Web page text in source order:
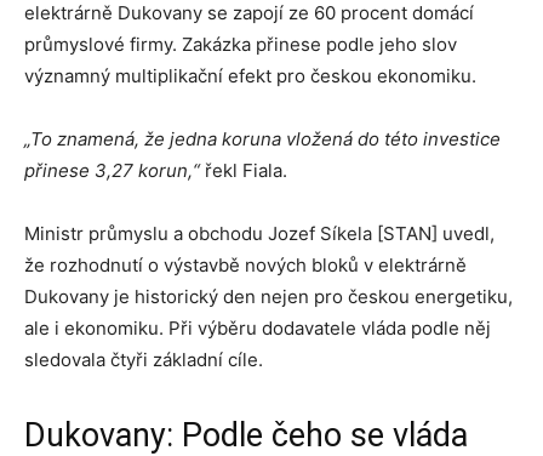
elektrárně Dukovany se zapojí ze 60 procent domácí
průmyslové firmy. Zakázka přinese podle jeho slov
významný multiplikační efekt pro českou ekonomiku.
„To znamená, že jedna koruna vložená do této investice
přinese 3,27 korun,“řekl Fiala.
Ministr průmyslu a obchodu Jozef Síkela [STAN] uvedl,
že rozhodnutí o výstavbě nových bloků v elektrárně
Dukovany je historický den nejen pro českou energetiku,
ale i ekonomiku. Při výběru dodavatele vláda podle něj
sledovala čtyři základní cíle.
Dukovany: Podle čeho se vláda